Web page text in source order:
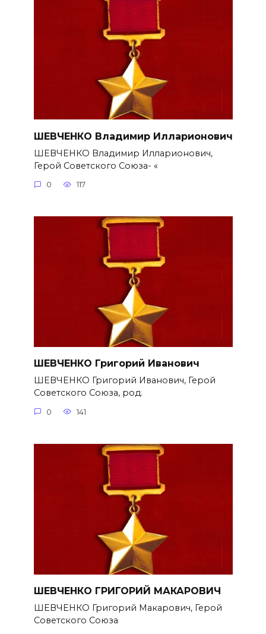
ШЕВЧЕНКО Владимир Илларионович
ШЕВЧЕНКО Владимир Илларионович,
Герой Советского Союза- «
0 117
ШЕВЧЕНКО Григорий Иванович
ШЕВЧЕНКО Григорий Иванович, Герой
Советского Союза, род.
0 141
ШЕВЧЕНКО ГРИГОРИЙ МАКАРОВИЧ
ШЕВЧЕНКО Григорий Макарович, Герой
Советского Союза